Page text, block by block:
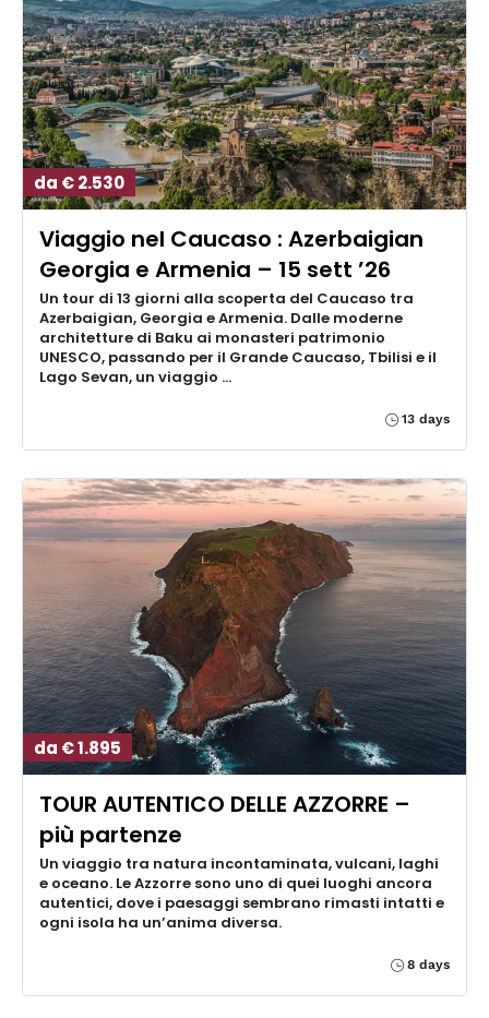
da € 2.530
Viaggio nel Caucaso : Azerbaigian
Georgia e Armenia – 15 sett ’26
Un tour di 13 giorni alla scoperta del Caucaso tra
Azerbaigian, Georgia e Armenia. Dalle moderne
architetture di Baku ai monasteri patrimonio
UNESCO, passando per il Grande Caucaso, Tbilisi e il
Lago Sevan, un viaggio …
13 days
da € 1.895
TOUR AUTENTICO DELLE AZZORRE –
più partenze
Un viaggio tra natura incontaminata, vulcani, laghi
e oceano. Le Azzorre sono uno di quei luoghi ancora
autentici, dove i paesaggi sembrano rimasti intatti e
ogni isola ha un’anima diversa.
8 days